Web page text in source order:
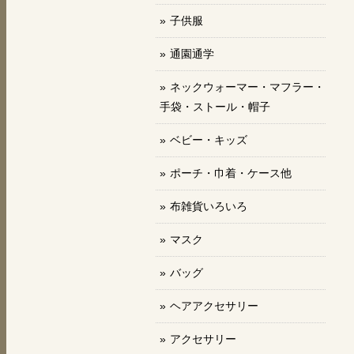
子供服
通園通学
ネックウォーマー・マフラー・
手袋・ストール・帽子
ベビー・キッズ
ポーチ・巾着・ケース他
布雑貨いろいろ
マスク
バッグ
ヘアアクセサリー
アクセサリー